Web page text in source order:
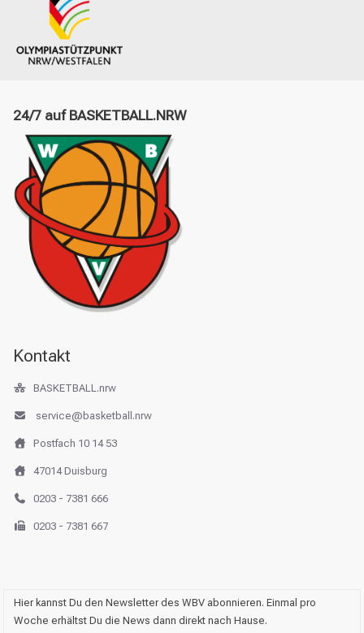
24/7 auf BASKETBALL.NRW
Kontakt
BASKETBALL.nrw
service@basketball.nrw
Postfach 10 14 53
47014 Duisburg
0203 - 7381 666
0203 - 7381 667
Hier kannst Du den Newsletter des WBV abonnieren. Einmal pro
Woche erhältst Du die News dann direkt nach Hause.